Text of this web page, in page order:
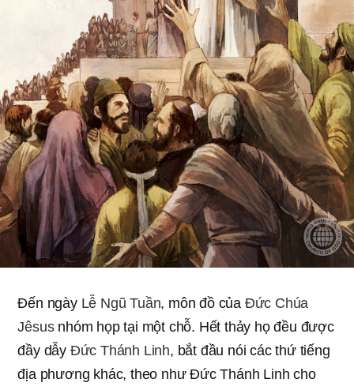
Ðến ngày Lễ Ngũ Tuần, môn đồ của Đức Chúa
Jêsusnhóm họp tại một chỗ. Hết thảy họ đều được
đầy dẫy Ðức Thánh Linh, bắt đầu nói các thứ tiếng
địa phương khác, theo như Ðức Thánh Linh cho